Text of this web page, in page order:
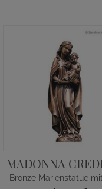
MADONNA
Bronze Marienstatue